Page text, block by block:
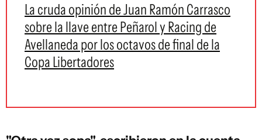
La cruda opinión de Juan Ramón Carrasco
sobre la llave entre Peñarol y Racing de
Avellaneda por los octavos de final de la
Copa Libertadores